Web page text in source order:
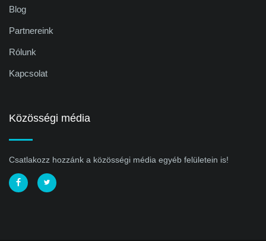
Blog
Partnereink
Rólunk
Kapcsolat
Közösségi média
Csatlakozz hozzánk a közösségi média egyéb felületein is!